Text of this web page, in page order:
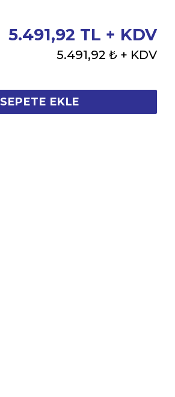
5.491,92 TL + KDV
5.491,92 ₺+ KDV
SEPETE EKLE